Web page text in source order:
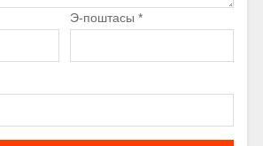
Э-поштасы *